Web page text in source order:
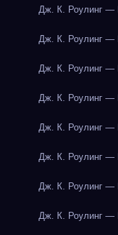
Дж. К. Роулинг —
Дж. К. Роулинг —
Дж. К. Роулинг —
Дж. К. Роулинг —
Дж. К. Роулинг —
Дж. К. Роулинг —
Дж. К. Роулинг —
Дж. К. Роулинг —